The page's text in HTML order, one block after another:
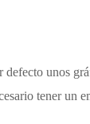
unos
tener un